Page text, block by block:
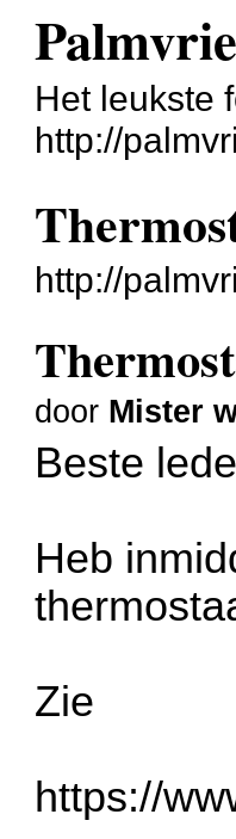
Het leukste
http://
http://
door Mister
Beste
Heb
Zie
https://